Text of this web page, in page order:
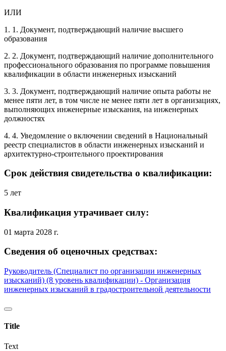
ИЛИ
1. 1. Документ, подтверждающий наличие высшего
образования
2. 2. Документ, подтверждающий наличие дополнительного
профессионального образования по программе повышения
квалификации в области инженерных изысканий
3. 3. Документ, подтверждающий наличие опыта работы не
менее пяти лет, в том числе не менее пяти лет в организациях,
выполняющих инженерные изыскания, на инженерных
должностях
4. 4. Уведомление о включении сведений в Национальный
реестр специалистов в области инженерных изысканий и
архитектурно-строительного проектирования
Срок действия свидетельства о квалификации:
5 лет
Квалификация утрачивает силу:
01 марта 2028 г.
Сведения об оценочных средствах:
Руководитель (Специалист по организации инженерных
изысканий) (8 уровень квалификации) - Организация
инженерных изысканий в градостроительной деятельности
Title
Text